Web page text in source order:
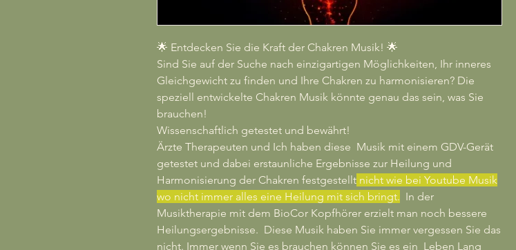
🌟 Entdecken Sie die Kraft der Chakren Musik! 🌟
Sind Sie auf der Suche nach einzigartigen Möglichkeiten, Ihr inneres
Gleichgewicht zu finden und Ihre Chakren zu harmonisieren? Die
speziell entwickelte Chakren Musik könnte genau das sein, was Sie
brauchen!
Wissenschaftlich getestet und bewährt!
Ärzte Therapeuten und Ich haben diese Musik mit einem GDV-Gerät
getestet und dabei erstaunliche Ergebnisse zur Heilung und
Harmonisierung der Chakren festgestellt nicht wie bei Youtube Musik
wo nicht immer alles eine Heilung mit sich bringt. In der
Musiktherapie mit dem BioCor Kopfhörer erzielt man noch bessere
Heilungsergebnisse. Diese Musik haben Sie immer vergessen Sie das
nicht. Immer wenn Sie es brauchen können Sie es ein Leben Lang